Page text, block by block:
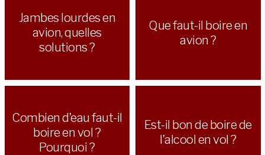
Jambes lourdes en
avion, quelles
solutions ?
Que faut-il boire en
avion ?
Combien d’eau faut-il
boire en vol ?
Pourquoi ?
Est-il bon de boire de
l’alcool en vol ?